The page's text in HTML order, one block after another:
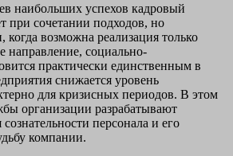
наибольших успехов кадровый
при сочетании подходов, но
когда возможна реализация только
направление, социально-
практически единственным в
снижается уровень
для кризисных периодов. В этом
организации разрабатывают
персонала и его
компании.